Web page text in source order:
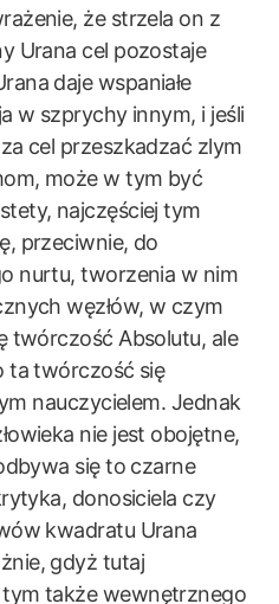
że strzela on z
Urana cel pozostaje
daje wspaniałe
w szprychy innym, i jeśli
cel przeszkadzać zlym
może w tym być
najczęściej tym
przeciwnie, do
nurtu, tworzenia w nim
węzłów, w czym
twórczość Absolutu, ale
ta twórczość się
nauczycielem. Jednak
nie jest obojętne,
się to czarne
donosiciela czy
kwadratu Urana
gdyż tutaj
także wewnętrznego